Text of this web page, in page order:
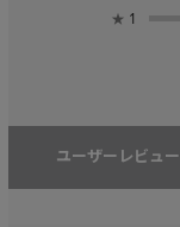
★ 1
ユーザーレビュー